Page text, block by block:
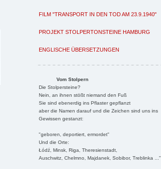
FILM "TRANSPORT IN DEN TOD AM 23.9.1940"
PROJEKT STOLPERTONSTEINE HAMBURG
ENGLISCHE ÜBERSETZUNGEN
Vom Stolpern
Die Stolpersteine?
Nein, an ihnen stößt niemand den Fuß
Sie sind ebenerdig ins Pflaster gepflanzt
aber die Namen darauf und die Zeichen sind uns ins
Gewissen gestanzt:
"geboren, deportiert, ermordet"
Und die Orte:
Łódź, Minsk, Riga, Theresienstadt,
Auschwitz, Chelmno, Majdanek, Sobibor, Treblinka ..."